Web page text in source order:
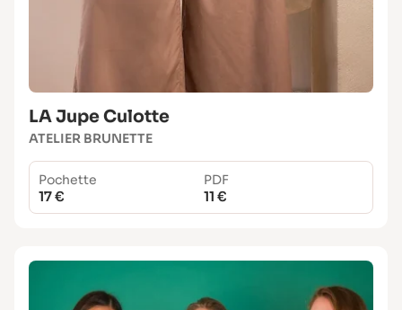
LA Jupe Culotte
ATELIER BRUNETTE
Pochette
17 €
PDF
11 €